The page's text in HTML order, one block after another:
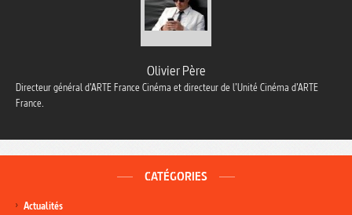
Olivier Père
Directeur général d’ARTE France Cinéma et directeur de l’Unité Cinéma d’ARTE
France.
CATÉGORIES
Actualités